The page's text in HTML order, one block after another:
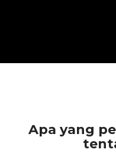
Apa yang